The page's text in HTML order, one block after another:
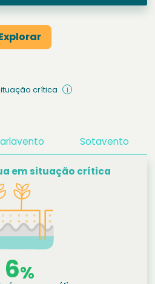
crítica i
Sotavento
em situação crítica
6%